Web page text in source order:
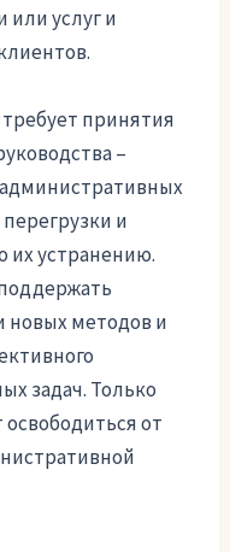
или услуг и
требует принятия
–
административных
и
их устранению.
новых методов и
задач. Только
от